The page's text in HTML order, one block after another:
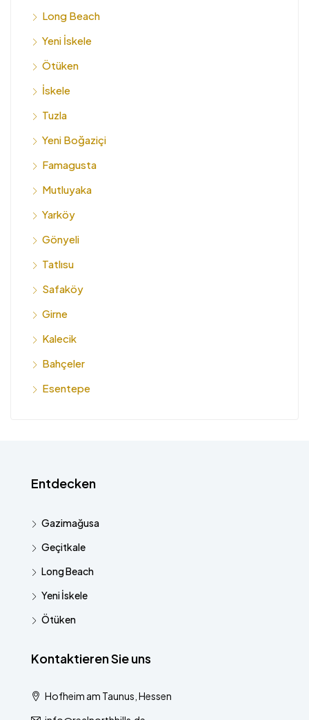
Long Beach
Yeni İskele
Ötüken
İskele
Tuzla
Yeni Boğaziçi
Famagusta
Mutluyaka
Yarköy
Gönyeli
Tatlısu
Safaköy
Girne
Kalecik
Bahçeler
Esentepe
Entdecken
Gazimağusa
Geçitkale
Long Beach
Yeni İskele
Ötüken
Kontaktieren Sie uns
Hofheim am Taunus, Hessen